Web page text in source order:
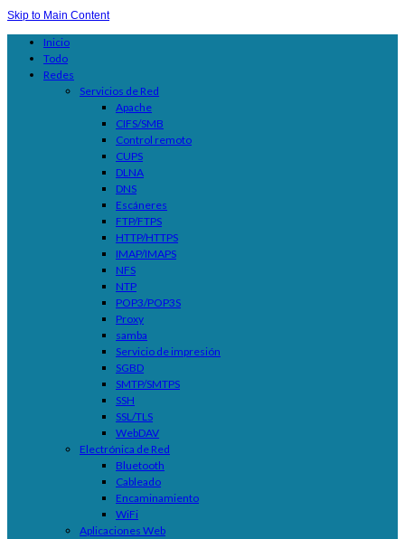
Skip to Main Content
Inicio
Todo
Redes
Servicios de Red
Apache
CIFS/SMB
Control remoto
CUPS
DLNA
DNS
Escáneres
FTP/FTPS
HTTP/HTTPS
IMAP/IMAPS
NFS
NTP
POP3/POP3S
Proxy
samba
Servicio de impresión
SGBD
SMTP/SMTPS
SSH
SSL/TLS
WebDAV
Electrónica de Red
Bluetooth
Cableado
Encaminamiento
WiFi
Aplicaciones Web